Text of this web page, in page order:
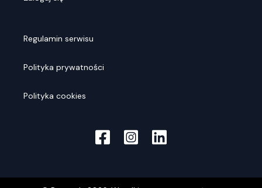
Regulamin serwisu
Polityka prywatności
Polityka cookies